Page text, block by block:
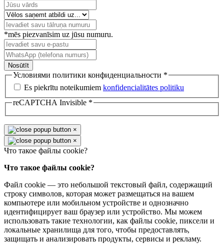
*mēs piezvanīsim uz jūsu numuru.
Nosūtīt
Условиями политики конфиденциальности *
Es piekrītu noteikumiem konfidencialitātes politiku
reCAPTCHA Invisible *
×
×
Что такое файлы cookie?
Что такое файлы cookie?
Файл cookie — это небольшой текстовый файл, содержащий
строку символов, которая может размещаться на вашем
компьютере или мобильном устройстве и однозначно
идентифицирует ваш браузер или устройство. Мы можем
использовать такие технологии, как файлы cookie, пиксели и
локальные хранилища для того, чтобы предоставлять,
защищать и анализировать продукты, сервисы и рекламу.